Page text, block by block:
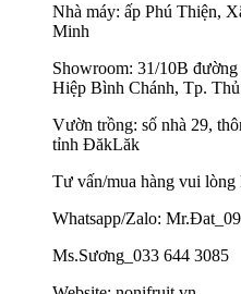
Nhà máy: ấp Phú Thiện,
Minh
Showroom: 31/10B
Hiệp Bình Chánh, Tp.
Vườn trồng: số nhà 29,
tỉnh ĐăkLăk
Tư vấn/mua hàng vui lòng
Whatsapp/Zalo:
Ms.Sương_033 644 3085